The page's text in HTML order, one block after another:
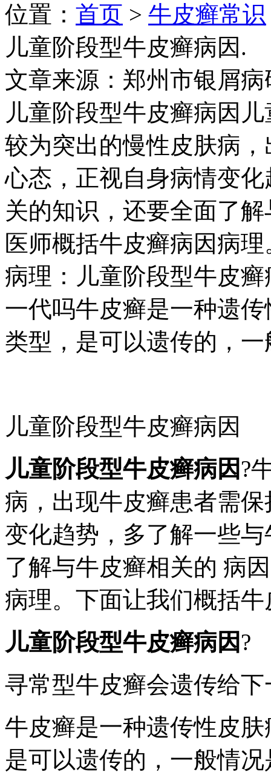
位置： 首页 > 牛皮癣常识
儿童阶段型牛皮癣病因.
文章来源：郑州市银屑病
儿童阶段型牛皮癣病因
较为突出的慢性皮肤病
心态，正视自身病情变
关的知识，还要全面了
医师概括牛皮癣病因病
病理：儿童阶段型牛皮
一代吗牛皮癣是一种遗
类型，是可以遗传的，一
儿童阶段型牛皮癣病因
儿童阶段型牛皮癣病因 ?
病，出现牛皮癣患者需
变化趋势，多了解一些
了解与牛皮癣相关的 病
病理。下面让我们概括
儿童阶段型牛皮癣病因 ?
寻常型牛皮癣会遗传给下
牛皮癣是一种遗传性皮
是可以遗传的，一般情